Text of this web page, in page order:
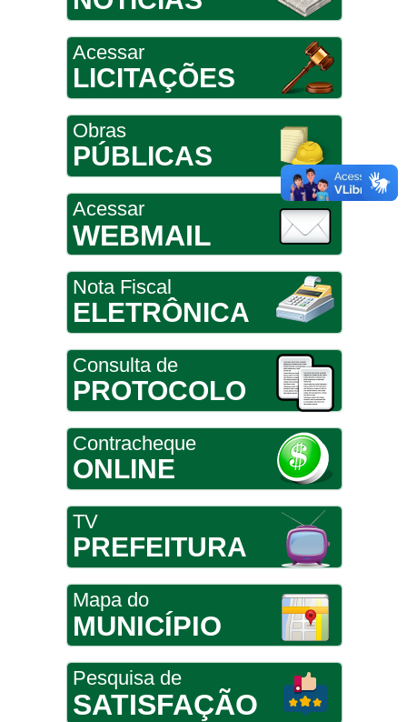
Acessar
LICITAÇÕES
Obras
PÚBLICAS
Acessar
WEBMAIL
Nota Fiscal
ELETRÔNICA
Consulta de
PROTOCOLO
Contracheque
ONLINE
TV
PREFEITURA
Mapa do
MUNICÍPIO
Pesquisa de
SATISFAÇÃO